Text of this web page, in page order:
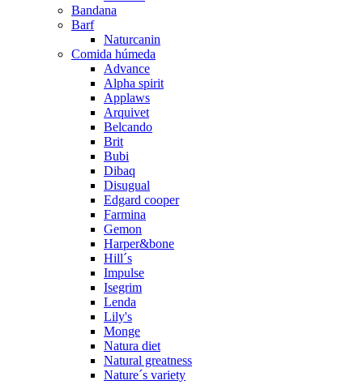
Bandana
Barf
Naturcanin
Comida húmeda
Advance
Alpha spirit
Applaws
Arquivet
Belcando
Brit
Bubi
Dibaq
Disugual
Edgard cooper
Farmina
Gemon
Harper&bone
Hill´s
Impulse
Isegrim
Lenda
Lily's
Monge
Natura diet
Natural greatness
Nature´s variety